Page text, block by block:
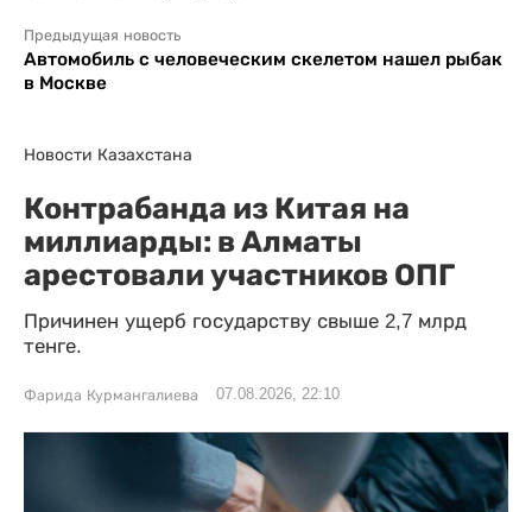
Предыдущая новость
Автомобиль с человеческим скелетом нашел рыбак
в Москве
Новости Казахстана
Контрабанда из Китая на
миллиарды: в Алматы
арестовали участников ОПГ
Причинен ущерб государству свыше 2,7 млрд
тенге.
Фарида Курмангалиева 07.08.2026, 22:10